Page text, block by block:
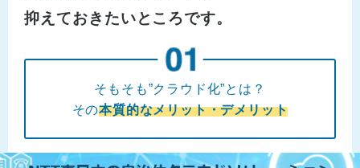
抑えておきたいところです。
そもそも”クラウド化”とは？
その本質的なメリット・デメリット